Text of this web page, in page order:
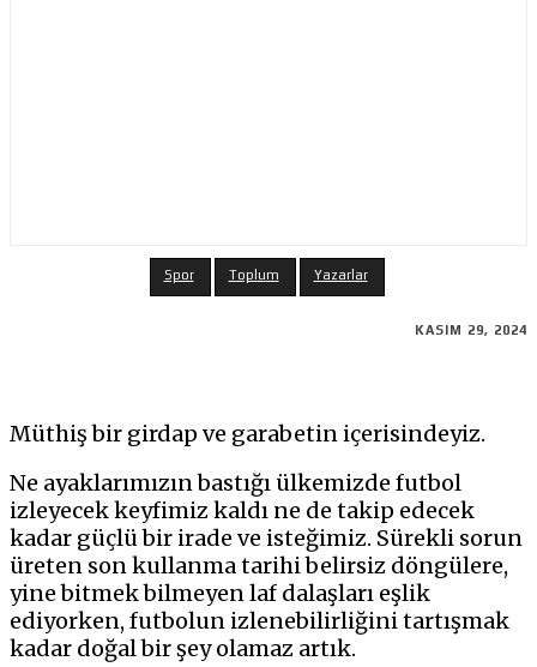
Spor Toplum Yazarlar
KASIM 29, 2024
Müthiş bir girdap ve garabetin içerisindeyiz.
Ne ayaklarımızın bastığı ülkemizde futbol
izleyecek keyfimiz kaldı ne de takip edecek
kadar güçlü bir irade ve isteğimiz. Sürekli sorun
üreten son kullanma tarihi belirsiz döngülere,
yine bitmek bilmeyen laf dalaşları eşlik
ediyorken, futbolun izlenebilirliğini tartışmak
kadar doğal bir şey olamaz artık.